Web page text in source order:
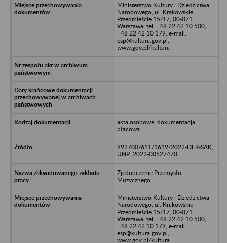
Ministerstwo Kultury i Dziedzictwa
Narodowego, ul. Krakowskie
Przedmieście 15/17, 00-071
Warszawa, tel. +48 22 42 10 500,
+48 22 42 10 179, e-mail:
esp@kultura.gov.pl,
www.gov.pl/kultura
akta osobowe, dokumentacja
płacowa
992700/611/1619/2022-DER-SAK,
UNP: 2022-00527470
Zjednoczenie Przemysłu
Muzycznego
Ministerstwo Kultury i Dziedzictwa
Narodowego, ul. Krakowskie
Przedmieście 15/17, 00-071
Warszawa, tel. +48 22 42 10 500,
+48 22 42 10 179, e-mail:
esp@kultura.gov.pl,
www.gov.pl/kultura